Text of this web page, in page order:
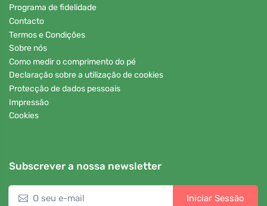
Programa de fidelidade
Contacto
Termos e Condições
Sobre nós
Como medir o comprimento do pé
Declaração sobre a utilização de cookies
Protecção de dados pessoais
Impressão
Cookies
Subscrever a nossa newsletter
Iniciar Sessão